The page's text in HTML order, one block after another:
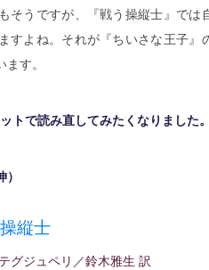
そうですが、『戦う操縦士』では
すよね。それが『ちいさな王子』
す。
トで読み直してみたくなりました
縦士
グジュペリ／鈴木雅生 訳